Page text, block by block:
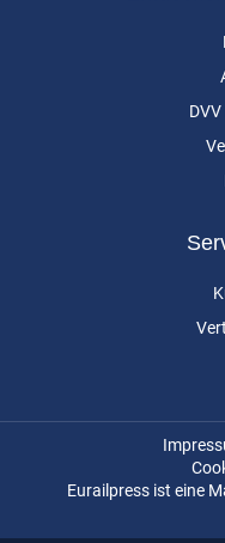
Eurailpress ist eine